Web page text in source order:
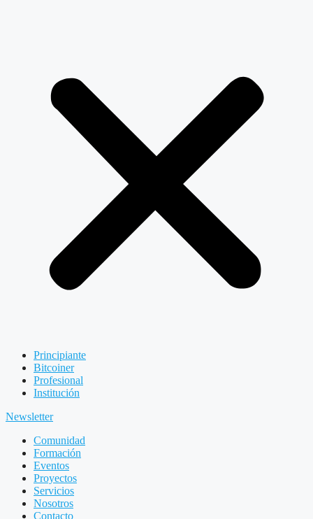
Principiante
Bitcoiner
Profesional
Institución
Newsletter
Comunidad
Formación
Eventos
Proyectos
Servicios
Nosotros
Contacto